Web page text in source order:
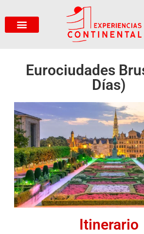
Eurociudades
Días)
Itinerario